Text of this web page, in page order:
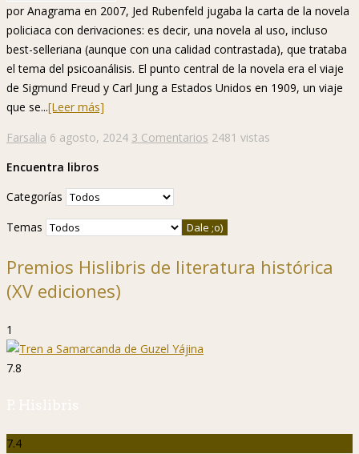
por Anagrama en 2007, Jed Rubenfeld jugaba la carta de la novela
policiaca con derivaciones: es decir, una novela al uso, incluso
best-selleriana (aunque con una calidad contrastada), que trataba
el tema del psicoanálisis. El punto central de la novela era el viaje
de Sigmund Freud y Carl Jung a Estados Unidos en 1909, un viaje
que se...[Leer más]
Farsalia 6 agosto, 2024 3 Comentarios 2481 vistas
Encuentra libros
Categorías
Temas
Premios Hislibris de literatura histórica
(XV ediciones)
1
7.8
P. Hislibris
7.4